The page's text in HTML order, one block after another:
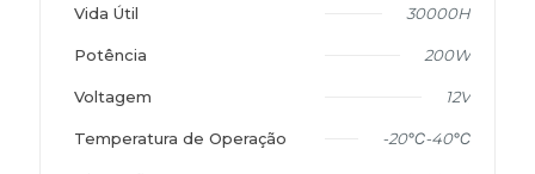
Vida Útil 30000H
Potência 200W
Voltagem 12V
Temperatura de Operação -20℃-40℃